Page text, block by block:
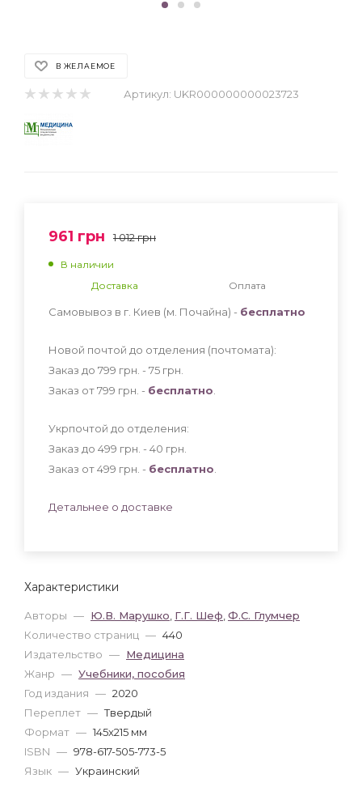
В ЖЕЛАЕМОЕ
Артикул: UKR000000000023723
Характеристики
Авторы — Ю.В. Марушко Г.Г. Шеф Ф.С. Глумчер
Количество страниц — 440
Издательство — Медицина
Жанр — Учебники, пособия
Год издания — 2020
Переплет — Твердый
Формат — 145x215 мм
ISBN — 978-617-505-773-5
Язык — Украинский
961 грн 1 012грн
В наличии
Доставка
Оплата
Самовывоз в г. Киев (м. Почайна) - бесплатно
Новой почтой до отделения (почтомата):
Заказ до 799 грн. - 75 грн
Заказ от 799 грн. - бесплатно
Укрпочтой до отделения:
Заказ до 499 грн. - 40 грн
Заказ от 499 грн. - бесплатно
Детальнее о доставке